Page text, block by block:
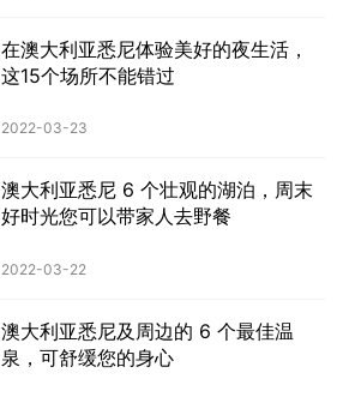
在澳大利亚悉尼体验美好的夜生活，
这15个场所不能错过
2022-03-23
澳大利亚悉尼 6 个壮观的湖泊，周末
好时光您可以带家人去野餐
2022-03-22
澳大利亚悉尼及周边的 6 个最佳温
泉，可舒缓您的身心